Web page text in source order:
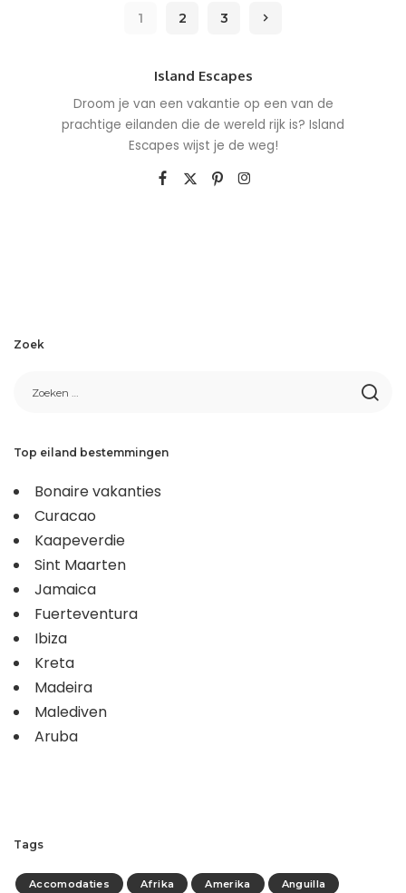
1 2 3
Island Escapes
Droom je van een vakantie op een van de
prachtige eilanden die de wereld rijk is? Island
Escapes wijst je de weg!
Zoek
Top eiland bestemmingen
Bonaire vakanties
Curacao
Kaapeverdie
Sint Maarten
Jamaica
Fuerteventura
Ibiza
Kreta
Madeira
Malediven
Aruba
Tags
Accomodaties Afrika Amerika
Anguilla